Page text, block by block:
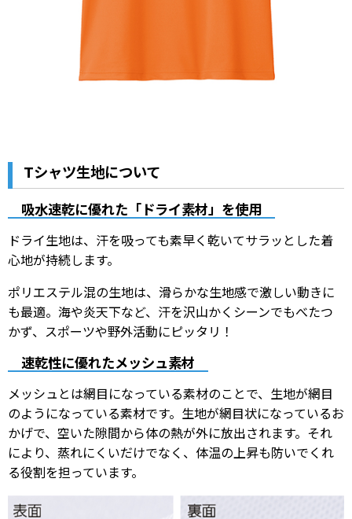
Tシャツ生地について
吸水速乾に優れた「ドライ素材」 を使用
ドライ生地は、汗を吸っても素早く乾いてサラッとした着
心地が持続します。
ポリエステル混の生地は、滑らかな生地感で激しい動きに
も最適。海や炎天下など、汗を沢山かくシーンでもべたつ
かず、スポーツや野外活動にピッタリ！
速乾性に優れたメッシュ素材
メッシュとは網目になっている素材のことで、生地が網目
のようになっている素材です。生地が網目状になっているお
かげで、空いた隙間から体の熱が外に放出されます。それ
により、蒸れにくいだけでなく、体温の上昇も防いでくれ
る役割を担っています。